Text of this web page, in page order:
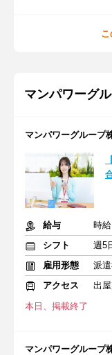
マンパワーグ
マンパワーグループ
給与
時
シフト
週5
雇用形態
派
アクセス
出
本日、掲載終了
マンパワーグループ